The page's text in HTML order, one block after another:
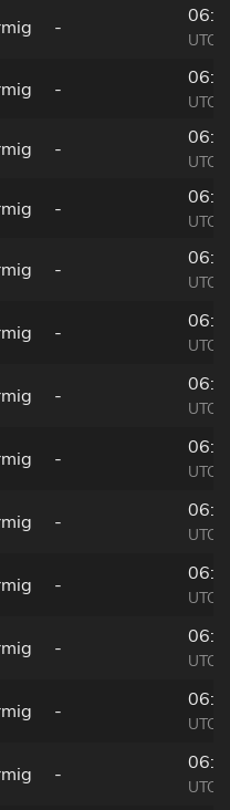
-
-
-
-
-
-
-
-
-
-
-
-
-